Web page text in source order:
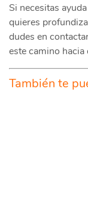
Si necesitas
quieres
dudes en
este camino
También te